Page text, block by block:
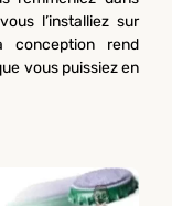
l’installiez sur
conception rend
vous puissiez en